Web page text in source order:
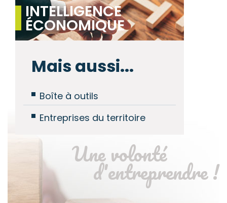
INTELLIGENCE
ÉCONOMIQUE
Mais aussi...
Boîte à outils
Entreprises du territoire
Une volonté
d'entreprendre !